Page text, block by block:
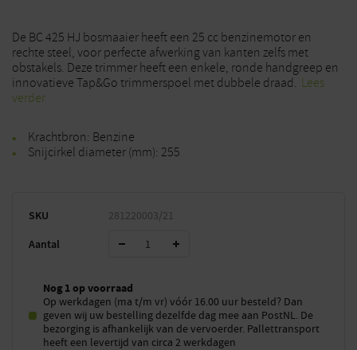
De BC 425 HJ bosmaaier heeft een 25 cc benzinemotor en
rechte steel, voor perfecte afwerking van kanten zelfs met
obstakels. Deze trimmer heeft een enkele, ronde handgreep en
innovatieve Tap&Go trimmerspoel met dubbele draad. Lees
verder
Krachtbron: Benzine
Snijcirkel diameter (mm): 255
SKU 281220003/21
Aantal
Nog 1 op voorraad
Op werkdagen (ma t/m vr) vóór 16.00 uur besteld? Dan
geven wij uw bestelling dezelfde dag mee aan PostNL. De
bezorging is afhankelijk van de vervoerder. Pallettransport
heeft een levertijd van circa 2 werkdagen